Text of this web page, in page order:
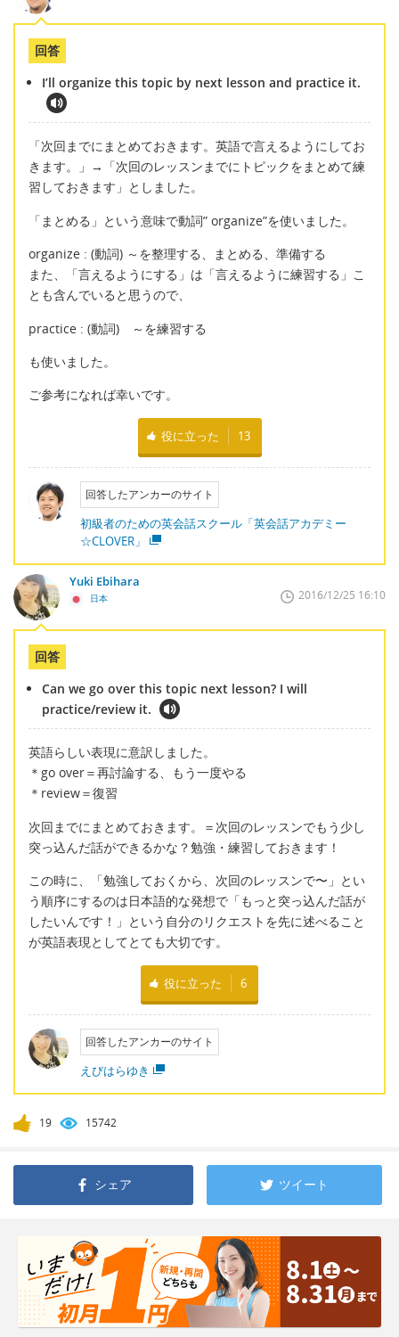
回答
I’ll organize this topic by next lesson and practice it.
「次回までにまとめておきます。英語で言えるようにしてお
きます。」→「次回のレッスンまでにトピックをまとめて練
習しておきます」としました。
「まとめる」という意味で動詞” organize”を使いました。
organize : (動詞) ～を整理する、まとめる、準備する
また、「言えるようにする」は「言えるように練習する」こ
とも含んでいると思うので、
practice : (動詞) ～を練習する
も使いました。
ご参考になれば幸いです。
役に立った 13
回答したアンカーのサイト
初級者のための英会話スクール「英会話アカデミー
☆CLOVER」
Yuki Ebihara
日本 2016/12/25 16:10
回答
Can we go over this topic next lesson? I will
practice/review it.
英語らしい表現に意訳しました。
＊go over＝再討論する、もう一度やる
＊review＝復習
次回までにまとめておきます。＝次回のレッスンでもう少し
突っ込んだ話ができるかな？勉強・練習しておきます！
この時に、「勉強しておくから、次回のレッスンで〜」とい
う順序にするのは日本語的な発想で「もっと突っ込んだ話が
したいんです！」という自分のリクエストを先に述べること
が英語表現としてとても大切です。
役に立った 6
回答したアンカーのサイト
えびはらゆき
19 15742
シェア ツイート